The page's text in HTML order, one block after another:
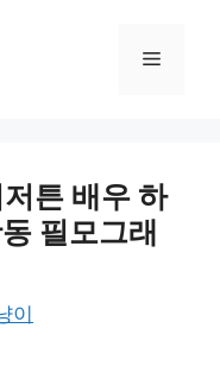
메
튼 배우 하
필모그래
이